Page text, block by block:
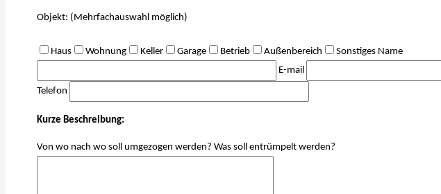
Objekt: (Mehrfachauswahl möglich)
Haus Wohnung Keller Garage Betrieb Außenbereich Sonstiges Name
E-mail
Telefon
Kurze Beschreibung:
Von wo nach wo soll umgezogen werden? Was soll entrümpelt werden?